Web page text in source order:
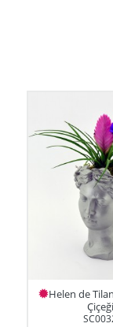
Helen de
Çiçeği